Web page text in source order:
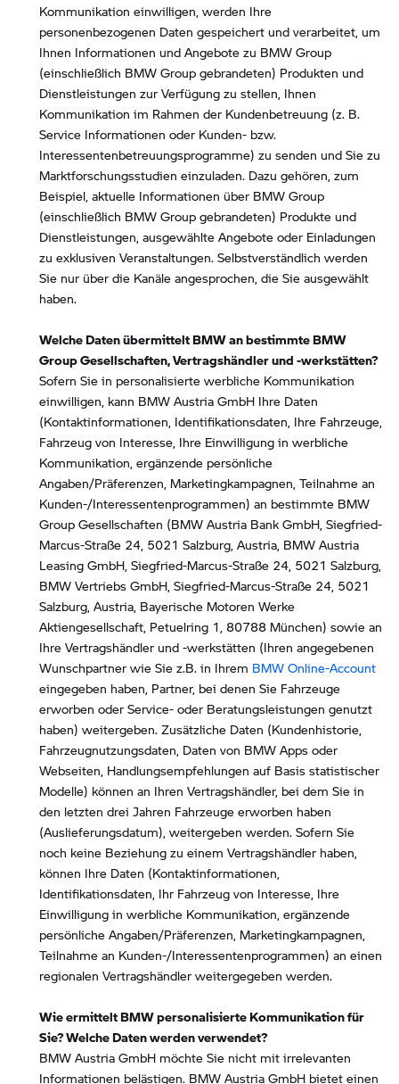
Kommunikation einwilligen, werden Ihre
personenbezogenen Daten gespeichert und verarbeitet, um
Ihnen Informationen und Angebote zu BMW Group
(einschließlich BMW Group gebrandeten) Produkten und
Dienstleistungen zur Verfügung zu stellen, Ihnen
Kommunikation im Rahmen der Kundenbetreuung (z. B.
Service Informationen oder Kunden- bzw.
Interessentenbetreuungsprogramme) zu senden und Sie zu
Marktforschungsstudien einzuladen. Dazu gehören, zum
Beispiel, aktuelle Informationen über BMW Group
(einschließlich BMW Group gebrandeten) Produkte und
Dienstleistungen, ausgewählte Angebote oder Einladungen
zu exklusiven Veranstaltungen. Selbstverständlich werden
Sie nur über die Kanäle angesprochen, die Sie ausgewählt
haben.
Welche Daten übermittelt BMW an bestimmte BMW
Group Gesellschaften, Vertragshändler und -werkstätten?
Sofern Sie in personalisierte werbliche Kommunikation
einwilligen, kann BMW Austria GmbH Ihre Daten
(Kontaktinformationen, Identifikationsdaten, Ihre Fahrzeuge,
Fahrzeug von Interesse, Ihre Einwilligung in werbliche
Kommunikation, ergänzende persönliche
Angaben/Präferenzen, Marketingkampagnen, Teilnahme an
Kunden-/Interessentenprogrammen) an bestimmte BMW
Group Gesellschaften (BMW Austria Bank GmbH, Siegfried-
Marcus-Straße 24, 5021 Salzburg, Austria, BMW Austria
Leasing GmbH, Siegfried-Marcus-Straße 24, 5021 Salzburg,
BMW Vertriebs GmbH, Siegfried-Marcus-Straße 24, 5021
Salzburg, Austria, Bayerische Motoren Werke
Aktiengesellschaft, Petuelring 1, 80788 München) sowie an
Ihre Vertragshändler und -werkstätten (Ihren angegebenen
Wunschpartner wie Sie z.B. in Ihrem BMW Online-Account
eingegeben haben, Partner, bei denen Sie Fahrzeuge
erworben oder Service- oder Beratungsleistungen genutzt
haben) weitergeben. Zusätzliche Daten (Kundenhistorie,
Fahrzeugnutzungsdaten, Daten von BMW Apps oder
Webseiten, Handlungsempfehlungen auf Basis statistischer
Modelle) können an Ihren Vertragshändler, bei dem Sie in
den letzten drei Jahren Fahrzeuge erworben haben
(Auslieferungsdatum), weitergeben werden. Sofern Sie
noch keine Beziehung zu einem Vertragshändler haben,
können Ihre Daten (Kontaktinformationen,
Identifikationsdaten, Ihr Fahrzeug von Interesse, Ihre
Einwilligung in werbliche Kommunikation, ergänzende
persönliche Angaben/Präferenzen, Marketingkampagnen,
Teilnahme an Kunden-/Interessentenprogrammen) an einen
regionalen Vertragshändler weitergegeben werden.
Wie ermittelt BMW personalisierte Kommunikation für
Sie? Welche Daten werden verwendet?
BMW Austria GmbH möchte Sie nicht mit irrelevanten
Informationen belästigen. BMW Austria GmbH bietet einen